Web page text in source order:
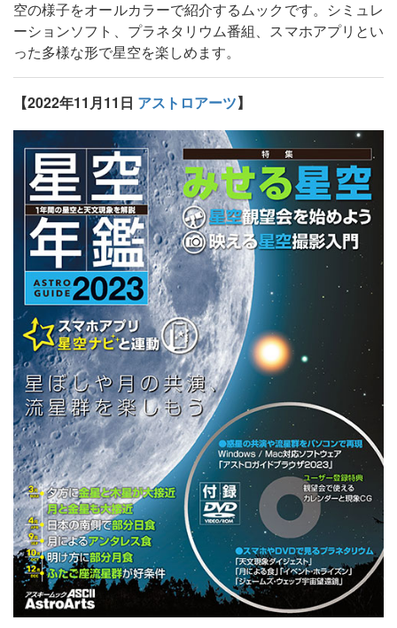
空の様子をオールカラーで紹介するムックです。シミュレ
ーションソフト、プラネタリウム番組、スマホアプリとい
った多様な形で星空を楽しめます。
【2022年11月11日 アストロアーツ】